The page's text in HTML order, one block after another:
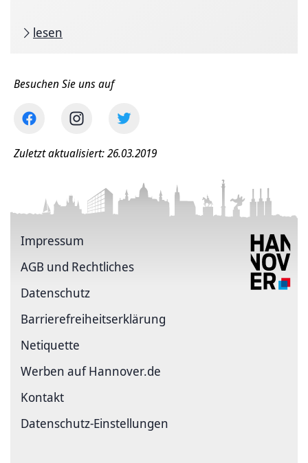
lesen
Besuchen Sie uns auf
Zuletzt aktualisiert: 26.03.2019
Impressum
AGB und Rechtliches
Datenschutz
Barriere­freiheits­erklärung
Netiquette
Werben auf Hannover.de
Kontakt
Datenschutz-Einstellungen